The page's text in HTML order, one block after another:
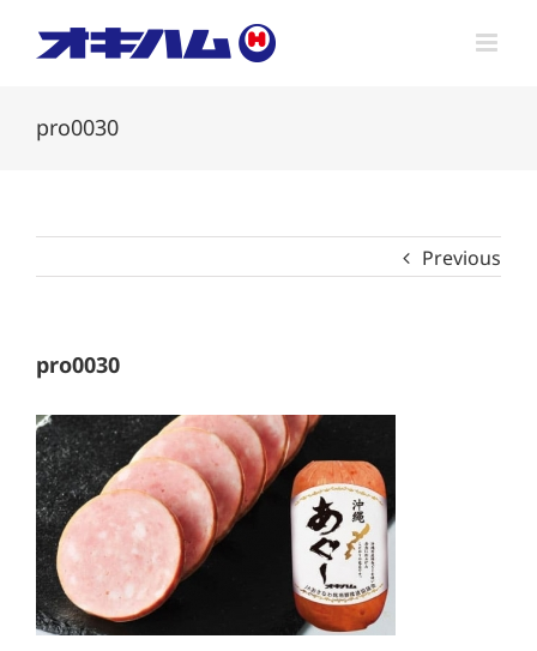
pro0030
Previous
pro0030